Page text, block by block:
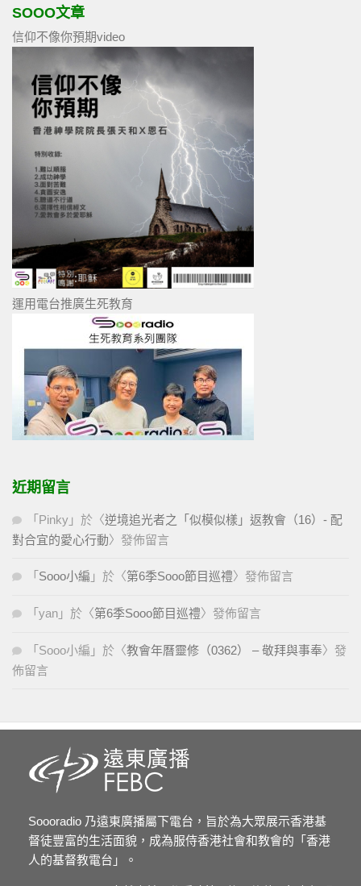
SOOO文章
信仰不像你預期video
運用電台推廣生死教育
近期留言
「 Pinky 」於〈逆境追光者之「似模似樣」返教會（16）- 配
對合宜的愛心行動〉發佈留言
「 Sooo小編 」於〈第6季Sooo節目巡禮〉發佈留言
「 yan 」於〈第6季Sooo節目巡禮〉發佈留言
「 Sooo小編 」於〈教會年曆靈修（0362） – 敬拜與事奉〉發
佈留言
Soooradio 乃遠東廣播屬下電台，旨於為大眾展示香港基
督徒豐富的生活面貌，成為服侍香港社會和教會的「香港
人的基督教電台」。